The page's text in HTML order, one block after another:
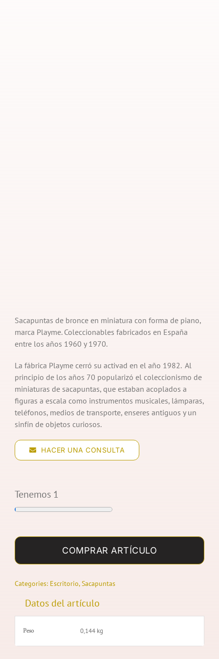
Sacapuntas de bronce en miniatura con forma de piano,
marca Playme. Coleccionables fabricados en España
entre los años 1960 y 1970.
La fábrica Playme cerró su activad en el año 1982. Al
principio de los años 70 popularizó el coleccionismo de
miniaturas de sacapuntas, que estaban acoplados a
figuras a escala como instrumentos musicales, lámparas,
teléfonos, medios de transporte, enseres antiguos y un
sinfín de objetos curiosos.
HACER UNA CONSULTA
Tenemos 1
COMPRAR ARTÍCULO
Categories: Escritorio,Sacapuntas
Datos del artículo
Peso 0,144 kg